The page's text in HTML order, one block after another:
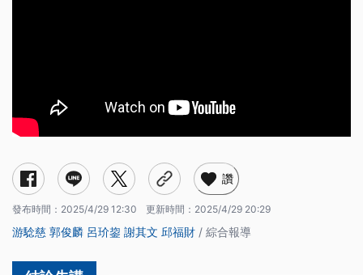
讚
發布時間： 2025/4/29 12:30 更新時間： 2025/4/29 20:29
游騐慈 郭俊麟 呂玠鋆 謝其文 邱福財 / 綜合報導